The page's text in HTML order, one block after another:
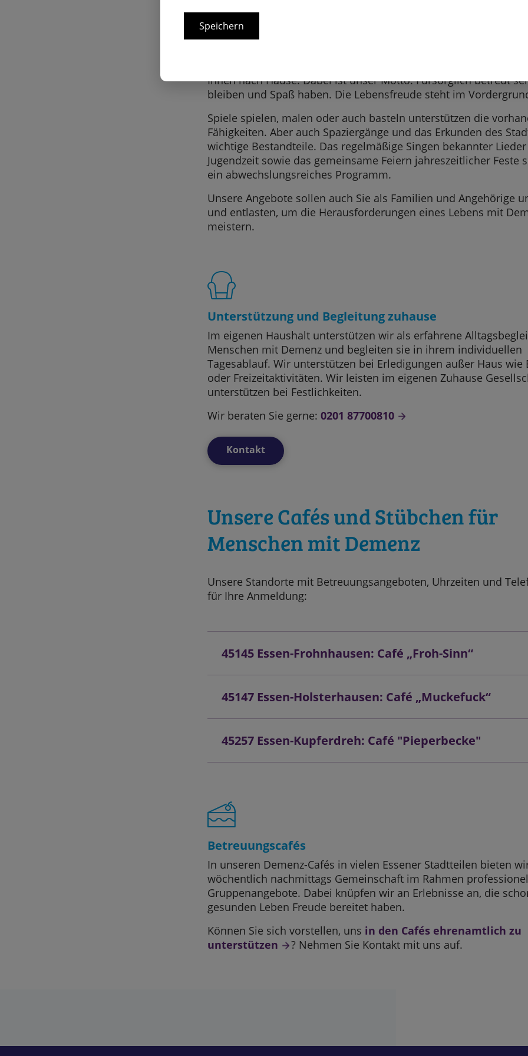
Wir möchten Ihren Angehörigen mit Demenz Raum geben für
Ihnen nach Hause. Dabei ist unser Motto: Fürsorglich betreut
bleiben und Spaß haben. Die Lebensfreude steht im
Spiele spielen, malen oder auch basteln unterstützen die
Fähigkeiten. Aber auch Spaziergänge und das Erkunden des
wichtige Bestandteile. Das regelmäßige Singen bekannter
Jugendzeit sowie das gemeinsame Feiern jahreszeitlicher Feste
ein abwechslungsreiches Programm.
Unsere Angebote sollen auch Sie als Familien und Angehörige
und entlasten, um die Herausforderungen eines Lebens mit
meistern.
Unterstützung und Begleitung zuhause
Im eigenen Haushalt unterstützen wir als erfahrene
Menschen mit Demenz und begleiten sie in ihrem individuellen
Tagesablauf. Wir unterstützen bei Erledigungen außer Haus wie
oder Freizeitaktivitäten. Wir leisten im eigenen Zuhause
unterstützen bei Festlichkeiten.
Wir beraten Sie gerne: 0201 87700810
Kontakt
Unsere Cafés und Stübchen für
Menschen mit Demenz
Unsere Standorte mit Betreuungsangeboten, Uhrzeiten und
für Ihre Anmeldung:
45145 Essen-Frohnhausen: Café „Froh-Sinn“
45147 Essen-Holsterhausen: Café „Muckefuck“
45257 Essen-Kupferdreh: Café "Pieperbecke"
Betreuungscafés
In unseren Demenz-Cafés in vielen Essener Stadtteilen bieten
wöchentlich nachmittags Gemeinschaft im Rahmen
Gruppenangebote. Dabei knüpfen wir an Erlebnisse an, die
gesunden Leben Freude bereitet haben.
Können Sie sich vorstellen, uns in den Cafés ehrenamtlich zu
unterstützen
? Nehmen Sie Kontakt mit uns auf.
Speichern